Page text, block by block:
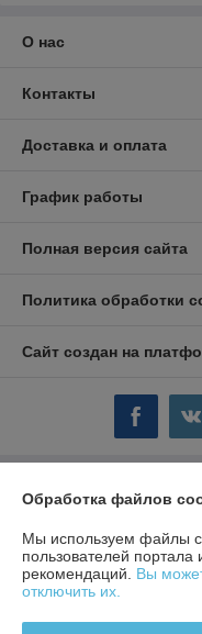
О нас
Контакты
Доставка и оплата
График работы
Полная версия сайта
Политика обработки
Сайт создан на
Информация для
Юридическое лицо: ЧТУП
220036, Республика
Регистрационный номер
Обработка файлов
Мы используем файлы
пользователей
рекомендаций. Вы
отключить их.